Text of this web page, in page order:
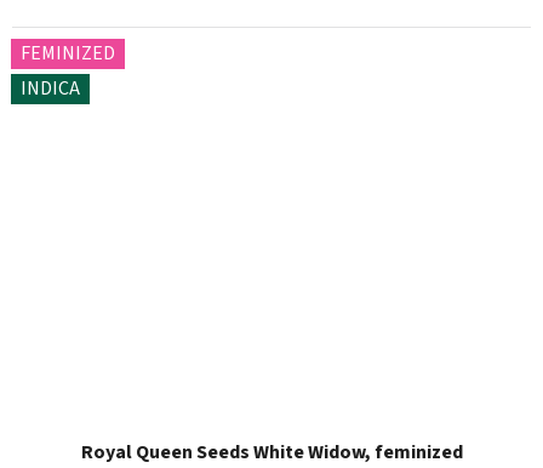
FEMINIZED
INDICA
Royal Queen Seeds White Widow, feminized